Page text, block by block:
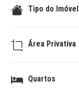
Tipo do Imóvel
Área Privativa
Quartos